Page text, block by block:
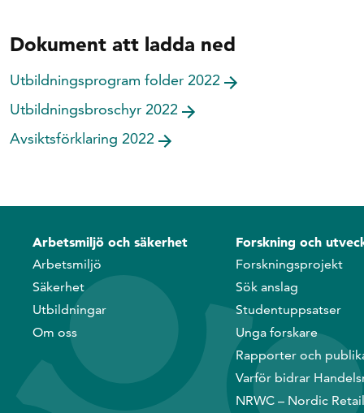
Dokument att ladda ned
Utbildningsprogram folder 2022
Utbildningsbroschyr 2022
Avsiktsförklaring 2022
Arbetsmiljö och säkerhet
Arbetsmiljö
Säkerhet
Utbildningar
Om oss
Forskning och
Forskningsprojekt
Sök anslag
Studentuppsatser
Unga forskare
Rapporter och
Varför bidrar
NRWC – Nordic